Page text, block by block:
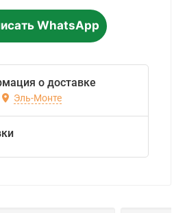
WhatsApp
о доставке
Эль-Монте